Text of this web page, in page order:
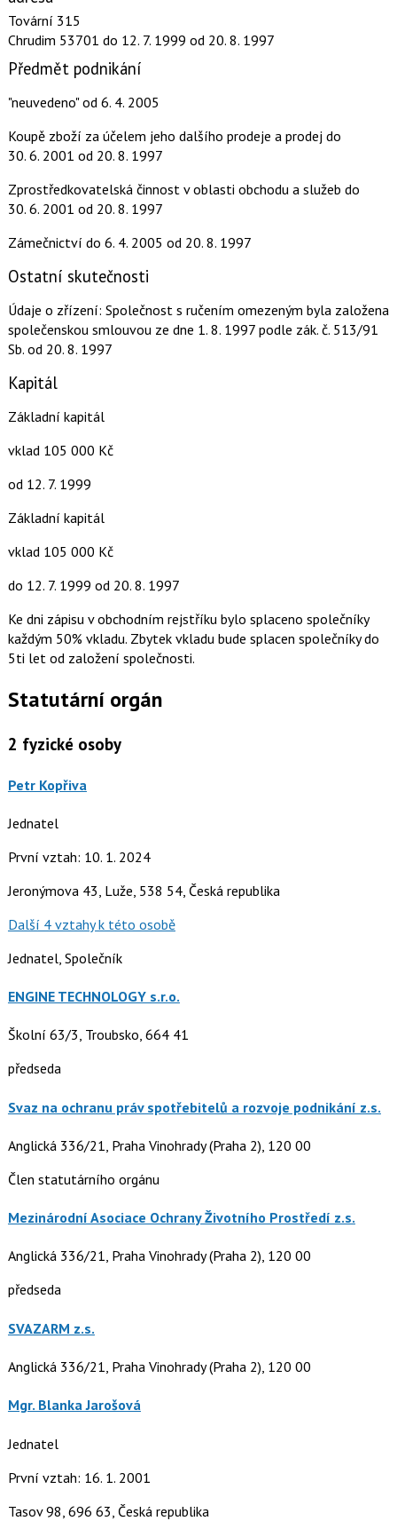
Tovární 315
Chrudim 53701 do 12. 7. 1999 od 20. 8. 1997
Předmět podnikání
"neuvedeno"od 6. 4. 2005
Koupě zboží za účelem jeho dalšího prodeje a prodej do
30. 6. 2001 od 20. 8. 1997
Zprostředkovatelská činnost v oblasti obchodu a služeb do
30. 6. 2001 od 20. 8. 1997
Zámečnictví do 6. 4. 2005 od 20. 8. 1997
Ostatní skutečnosti
Údaje o zřízení: Společnost s ručením omezeným byla založena
společenskou smlouvou ze dne 1. 8. 1997 podle zák. č. 513/91
Sb. od 20. 8. 1997
Kapitál
Základní kapitál
vklad 105 000 Kč
od 12. 7. 1999
Základní kapitál
vklad 105 000 Kč
do 12. 7. 1999 od 20. 8. 1997
Ke dni zápisu v obchodním rejstříku bylo splaceno společníky
každým 50% vkladu. Zbytek vkladu bude splacen společníky do
5ti let od založení společnosti.
Statutární orgán
2 fyzické osoby
Petr Kopřiva
Jednatel
První vztah: 10. 1. 2024
Jeronýmova 43, Luže, 538 54, Česká republika
Další 4 vztahy k této osobě
Jednatel, Společník
ENGINE TECHNOLOGY s.r.o.
Školní 63/3, Troubsko, 664 41
předseda
Svaz na ochranu práv spotřebitelů a rozvoje podnikání z.s.
Anglická 336/21, Praha Vinohrady (Praha 2), 120 00
Člen statutárního orgánu
Mezinárodní Asociace Ochrany Životního Prostředí z.s.
Anglická 336/21, Praha Vinohrady (Praha 2), 120 00
předseda
SVAZARM z.s.
Anglická 336/21, Praha Vinohrady (Praha 2), 120 00
Mgr. Blanka Jarošová
Jednatel
První vztah: 16. 1. 2001
Tasov 98, 696 63, Česká republika